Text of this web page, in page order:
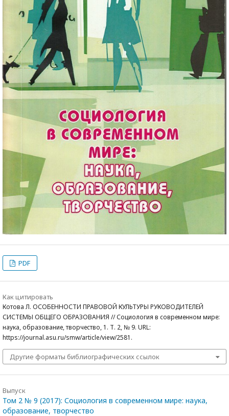
PDF
Как цитировать
Котова Л. ОСОБЕННОСТИ ПРАВОВОЙ КУЛЬТУРЫ РУКОВОДИТЕЛЕЙ
СИСТЕМЫ ОБЩЕГО ОБРАЗОВАНИЯ // Социология в современном мире:
наука, образование, творчество, 1. Т. 2, № 9. URL:
https://journal.asu.ru/smw/article/view/2581.
Другие форматы библиографических ссылок
Выпуск
Том 2 № 9 (2017): Социология в современном мире: наука,
образование, творчество